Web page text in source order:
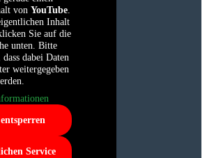
von YouTube.
Inhalt
Sie auf die
unten. Bitte
dabei Daten
weitergegeben
Service